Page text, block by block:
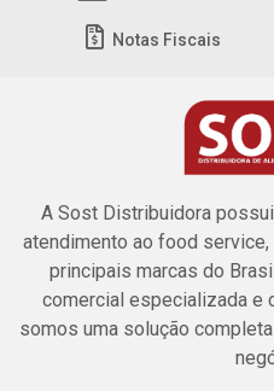
Notas Fiscais
A Sost Distribuidora
atendimento ao food
principais marcas do
comercial especializada e
somos uma solução